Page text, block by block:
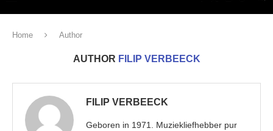
Home Author
AUTHOR FILIP VERBEECK
FILIP VERBEECK
Geboren in 1971. Muziekliefhebber pur